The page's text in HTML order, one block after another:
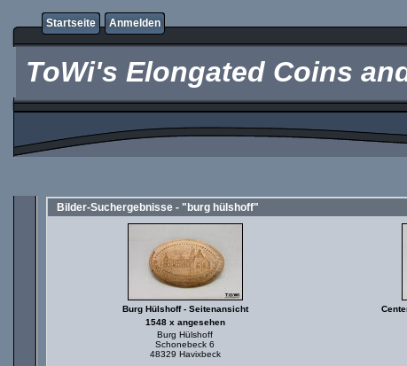
Startseite Anmelden
ToWi's Elongated Coins
Bilder-Suchergebnisse - "burg hülshoff"
Burg Hülshoff - Seitenansicht
1548 x angesehen
Burg Hülshoff
Schonebeck 6
48329 Havixbeck